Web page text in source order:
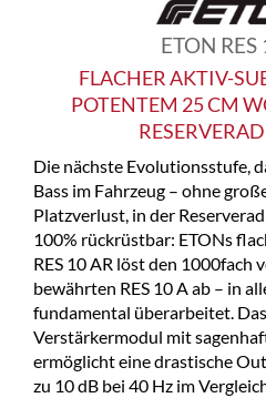
ETON RES
FLACHER AKTIV-
POTENTEM 25 CM
Die nächste Evolutionsstufe,
Bass im Fahrzeug – ohne
Platzverlust, in der
100% rückrüstbar: ETONs
RES 10 AR löst den 1000fach
bewährten RES 10 A ab – in
fundamental überarbeitet.
Verstärkermodul mit
ermöglicht eine drastische
zu 10 dB bei 40 Hz im